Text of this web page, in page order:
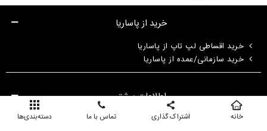
خرید از پاساریا
خرید اقساطی لپ تاپ از پاساریا
خرید سازمانی/عمده از پاساریا
اطلاعات بیشتر
استوک و اپن‌باکس در پاساریا چیست؟
خانه اشتراک گذاری تماس با ما دسته‌بندی‌ها